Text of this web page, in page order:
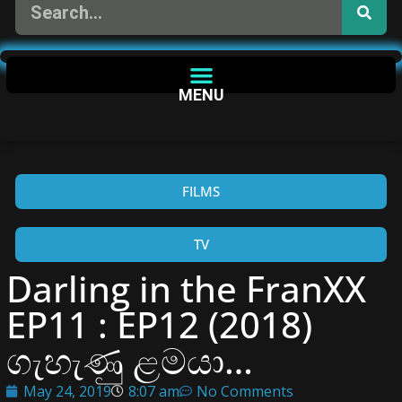
MENU
FILMS
TV
Darling in the FranXX
EP11 : EP12 (2018)
ගැහැණු ළමයා…
May 24, 2019 8:07 am
No Comments